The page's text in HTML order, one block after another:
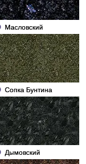
Масловский
Сопка Бунтина
Дымовский